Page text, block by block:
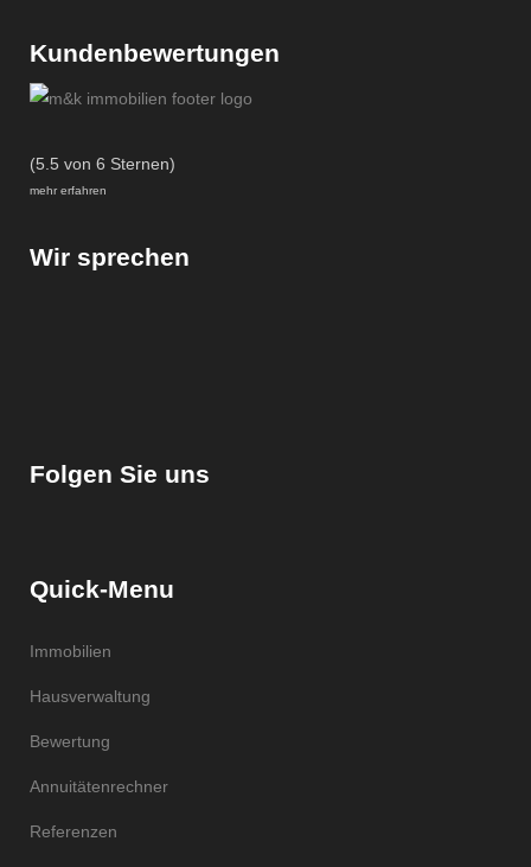
Kundenbewertungen
(5.5 von 6 Sternen)
mehr erfahren
Wir sprechen
Folgen Sie uns
Quick-Menu
Immobilien
Hausverwaltung
Bewertung
Annuitätenrechner
Referenzen